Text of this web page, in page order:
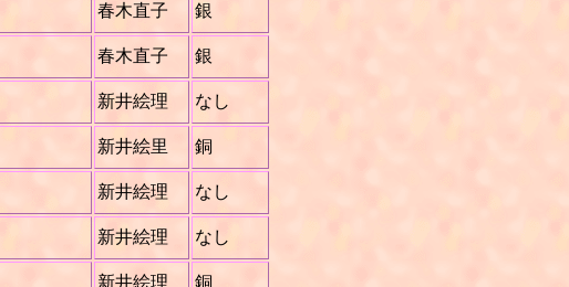
春木直子 銀
春木直子 銀
新井絵理 なし
新井絵里 銅
新井絵理 なし
新井絵理 なし
新井絵理 銅